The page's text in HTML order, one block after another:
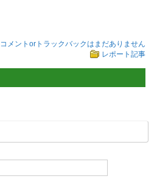
コメントorトラックバックはまだありません
レポート記事